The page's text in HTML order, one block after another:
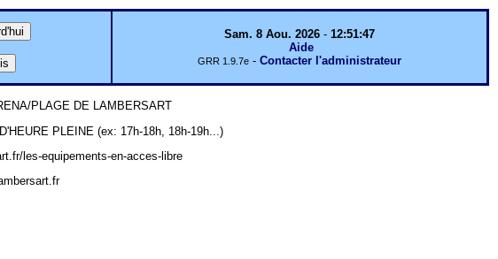
Sam. 8 Aou. 2026 - 12:51:47
Aide
GRR 1.9.7e - Contacter l'administrateur
PLAGE DE LAMBERSART
PLEINE (ex: 17h-18h, 18h-19h...)
les-equipements-en-acces-libre